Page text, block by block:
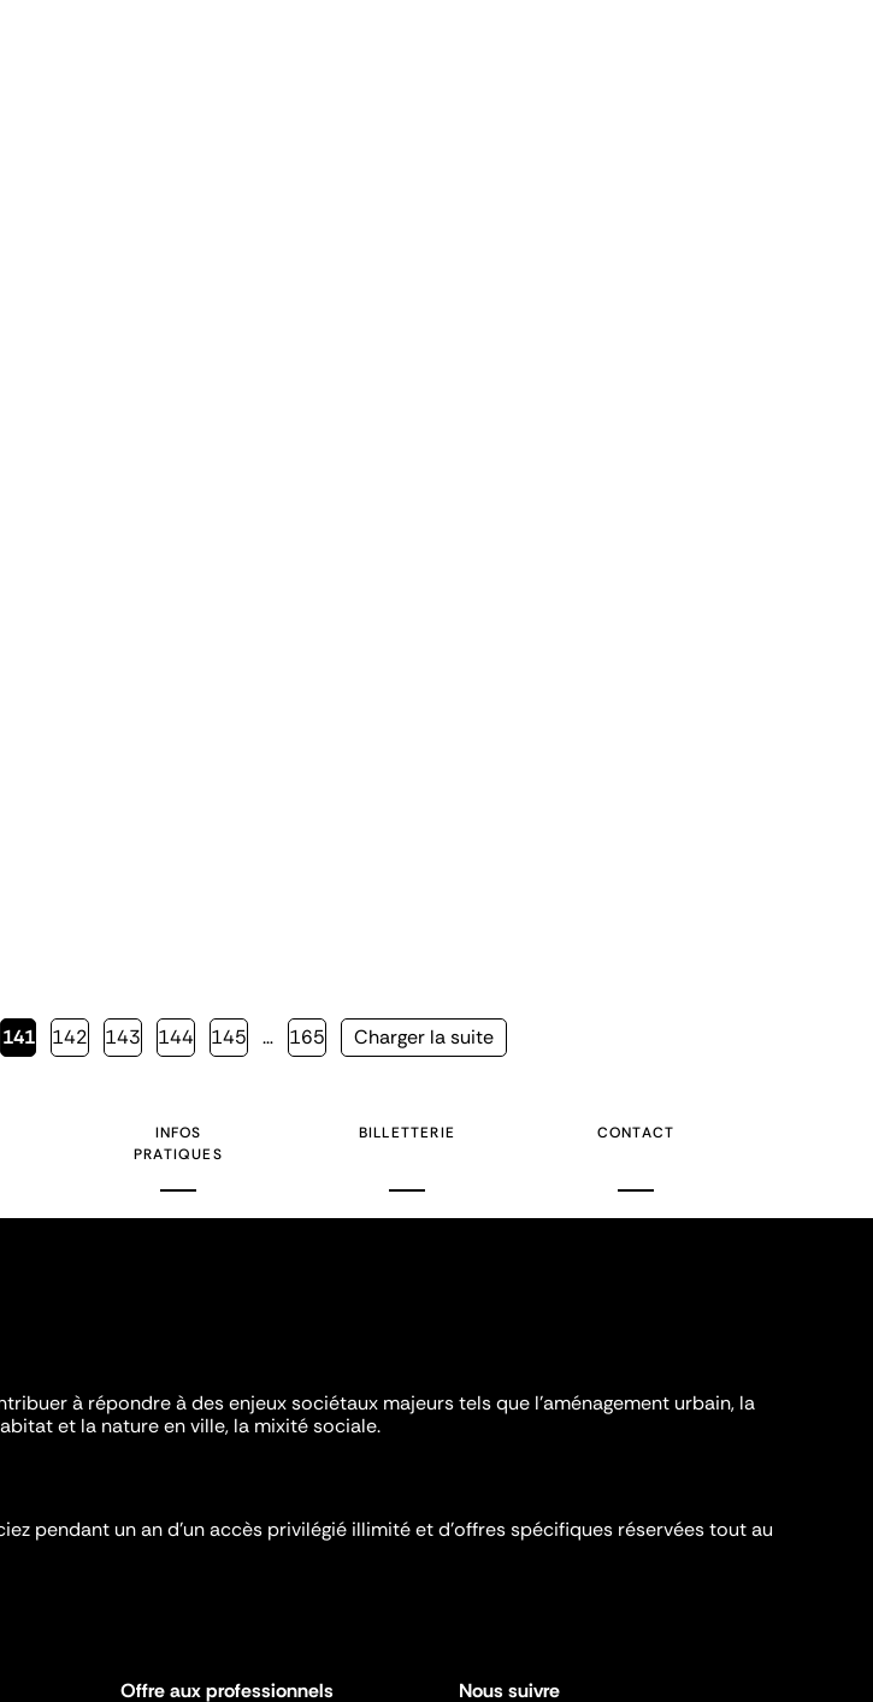
Page
141 Page
142 Page
143 Page
144 Page
145 … Page
165
Page
Charger la suite
INFOS
PRATIQUES
BILLETTERIE CONTACT
à répondre à des enjeux sociétaux majeurs tels que l'aménagement urbain, la
et la nature en ville, la mixité sociale.
pendant un an d’un accès privilégié illimité et d’offres spécifiques réservées tout au
Offre aux professionnels Nous suivre